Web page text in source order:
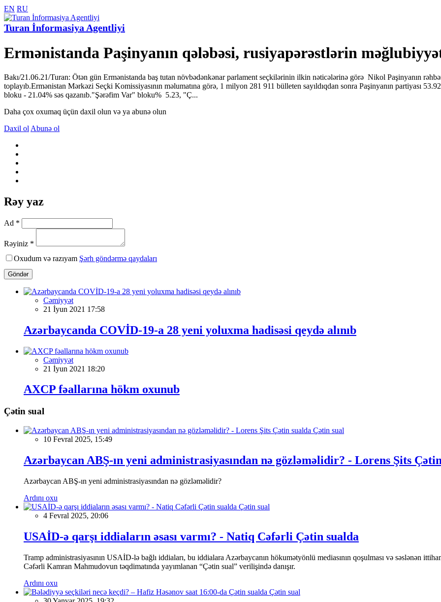
EN RU
Turan İnformasiya Agentliyi
Ermənistanda Paşinyanın qələbəsi, rusiyapərəstlərin
Bakı/21.06.21/Turan: Ötən gün Ermənistanda baş tutan növbədənkənar parlament seçkilərinin ilkin nəticələrinə görə Nikol Paşinyanın
toplayıb.Ermənistan Mərkəzi Seçki Komissiyasının məlumatına görə, 1 milyon 281 911 bülleten sayıldıqdan sonra Paşinyanın partiyası
bloku - 21.04% səs qazanıb."Şərəfim Var" bloku% 5.23, "Ç...
Daha çox oxumaq üçün daxil olun və ya abunə olun
Daxil ol Abunə ol
Rəy yaz
Ad *
Rəyiniz *
Oxudum və razıyam Şərh göndərmə qaydaları
Göndər
Cəmiyyət
21 İyun 2021 17:58
Azərbaycanda COVİD-19-a 28 yeni yoluxma hadisəsi qeydə alınıb
Cəmiyyət
21 İyun 2021 18:20
AXCP fəallarına hökm oxunub
Çətin sual
Çətin sual
10 Fevral 2025, 15:49
Azərbaycan ABŞ-ın yeni administrasiyasından nə gözləməlidir? - Lorens Şits
Azərbaycan ABŞ-ın yeni administrasiyasından nə gözləməlidir?
Ardını oxu
Çətin sual
4 Fevral 2025, 20:06
USAİD-ə qarşı iddiaların əsası varmı? - Natiq Cəfərli Çətin sualda
Tramp administrasiyasının USAİD-lə bağlı iddiaları, bu iddialara Azərbaycanın hökumətyönlü mediasının qoşulması və səslənən
Cəfərli Kamran Mahmudovun təqdimatında yayımlanan “Çətin sual” verilişində danışır.
Ardını oxu
Çətin sual